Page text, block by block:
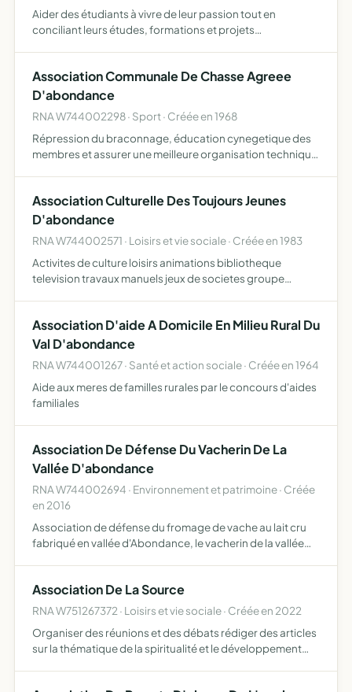
Aider des étudiants à vivre de leur passion tout en
conciliant leurs études, formations et projets
logistique et fin…
Association Communale De Chasse Agreee
D'abondance
RNA W744002298 · Sport · Créée en 1968
Répression du braconnage, éducation cynegetique des
membres et assurer une meilleure organisation technique
Association Culturelle Des Toujours Jeunes
D'abondance
RNA W744002571 · Loisirs et vie sociale · Créée en 1983
Activites de culture loisirs animations bibliotheque
television travaux manuels jeux de societes groupe
d'amitie…
Association D'aide A Domicile En Milieu Rural Du
Val D'abondance
RNA W744001267 · Santé et action sociale · Créée en 1964
Aide aux meres de familles rurales par le concours d'aides
familiales
Association De Défense Du Vacherin De La
Vallée D'abondance
RNA W744002694 · Environnement et patrimoine · Créée
en 2016
Association de défense du fromage de vache au lait cru
fabriqué en vallée d'Abondance, le vacherin de la vallée
Association De La Source
RNA W751267372 · Loisirs et vie sociale · Créée en 2022
Organiser des réunions et des débats rédiger des articles
sur la thématique de la spiritualité et le développement